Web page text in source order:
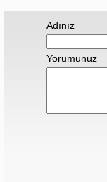
Adınız
Yorumunuz